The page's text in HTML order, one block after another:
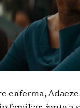
enferma,